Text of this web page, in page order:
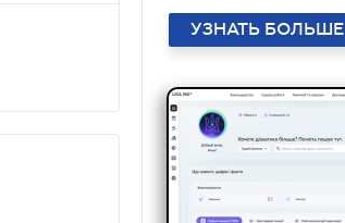
УЗНАТЬ БОЛЬШЕ